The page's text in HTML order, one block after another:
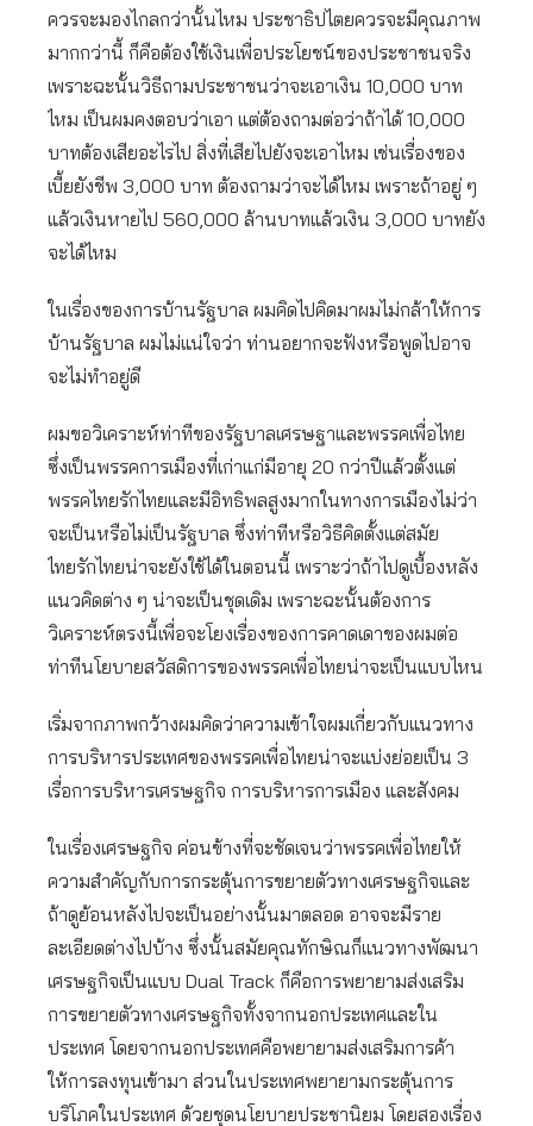
ควรจะมองไกลกว่านั้นไหม ประชาธิปไตยควรจะมีคุณภาพ
มากกว่านี้ ก็คือต้องใช้เงินเพื่อประโยชน์ของประชาชนจริง
เพราะฉะนั้นวิธีถามประชาชนว่าจะเอาเงิน 10,000 บาท
ไหม เป็นผมคงตอบว่าเอา แต่ต้องถามต่อว่าถ้าได้ 10,000
บาทต้องเสียอะไรไป สิ่งที่เสียไปยังจะเอาไหม เช่นเรื่องของ
เบี้ยยังชีพ 3,000 บาท ต้องถามว่าจะได้ไหม เพราะถ้าอยู่ ๆ
แล้วเงินหายไป 560,000 ล้านบาทแล้วเงิน 3,000 บาทยัง
จะได้ไหม
ในเรื่องของการบ้านรัฐบาล ผมคิดไปคิดมาผมไม่กล้าให้การ
บ้านรัฐบาล ผมไม่แน่ใจว่า ท่านอยากจะฟังหรือพูดไปอาจ
จะไม่ทำอยู่ดี
ผมขอวิเคราะห์ท่าทีของรัฐบาลเศรษฐาและพรรคเพื่อไทย
ซึ่งเป็นพรรคการเมืองที่เก่าแก่มีอายุ 20 กว่าปีแล้วตั้งแต่
พรรคไทยรักไทยและมีอิทธิพลสูงมากในทางการเมืองไม่ว่า
จะเป็นหรือไม่เป็นรัฐบาล ซึ่งท่าทีหรือวิธีคิดตั้งแต่สมัย
ไทยรักไทยน่าจะยังใช้ได้ในตอนนี้ เพราะว่าถ้าไปดูเบื้องหลัง
แนวคิดต่าง ๆ น่าจะเป็นชุดเดิม เพราะฉะนั้นต้องการ
วิเคราะห์ตรงนี้เพื่อจะโยงเรื่องของการคาดเดาของผมต่อ
ท่าทีนโยบายสวัสดิการของพรรคเพื่อไทยน่าจะเป็นแบบไหน
เริ่มจากภาพกว้างผมคิดว่าความเข้าใจผมเกี่ยวกับแนวทาง
การบริหารประเทศของพรรคเพื่อไทยน่าจะแบ่งย่อยเป็น 3
เรื่อการบริหารเศรษฐกิจ การบริหารการเมือง และสังคม
ในเรื่องเศรษฐกิจ ค่อนข้างที่จะชัดเจนว่าพรรคเพื่อไทยให้
ความสำคัญกับการกระตุ้นการขยายตัวทางเศรษฐกิจและ
ถ้าดูย้อนหลังไปจะเป็นอย่างนั้นมาตลอด อาจจะมีราย
ละเอียดต่างไปบ้าง ซึ่งนั้นสมัยคุณทักษิณก็แนวทางพัฒนา
เศรษฐกิจเป็นแบบ Dual Track ก็คือการพยายามส่งเสริม
การขยายตัวทางเศรษฐกิจทั้งจากนอกประเทศและใน
ประเทศ โดยจากนอกประเทศคือพยายามส่งเสริมการค้า
ให้การลงทุนเข้ามา ส่วนในประเทศพยายามกระตุ้นการ
บริโภคในประเทศ ด้วยชุดนโยบายประชานิยม โดยสองเรื่อง